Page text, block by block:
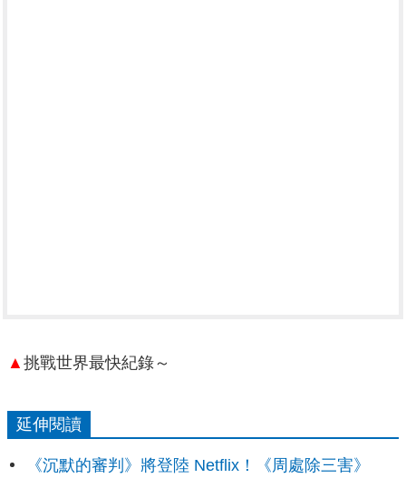
▲ 挑戰世界最快紀錄～
延伸閱讀
《沉默的審判》將登陸 Netflix！《周處除三害》